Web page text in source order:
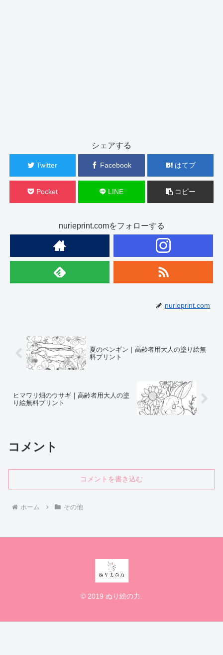
シェアする
Twitter Facebook はてブ
Pocket LINE コピー
nurieprint.comをフォローする
nurieprint.com
夏のペンギン｜高齢者用大人の塗り絵無
料プリント
ヒマワリ畑のウサギ｜高齢者用大人の塗
り絵無料プリント
コメント
コメントを書き込む
ホーム その他
© 2019 ぬり絵の力.